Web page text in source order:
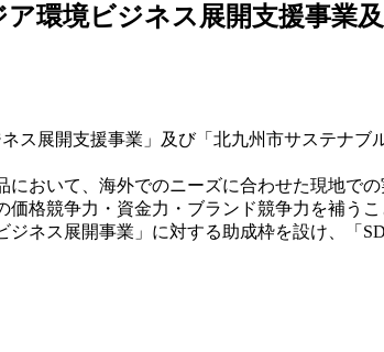
環境ビジネス展開支援事業
ス展開支援事業」及び「北九州市サステナ
おいて、海外でのニーズに合わせた現地で
格競争力・資金力・ブランド競争力を補う
ネス展開事業」に対する助成枠を設け、「